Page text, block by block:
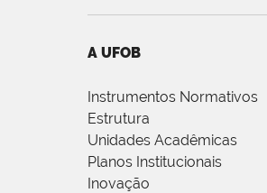
A UFOB
Instrumentos Normativos
Estrutura
Unidades Acadêmicas
Planos Institucionais
Inovação